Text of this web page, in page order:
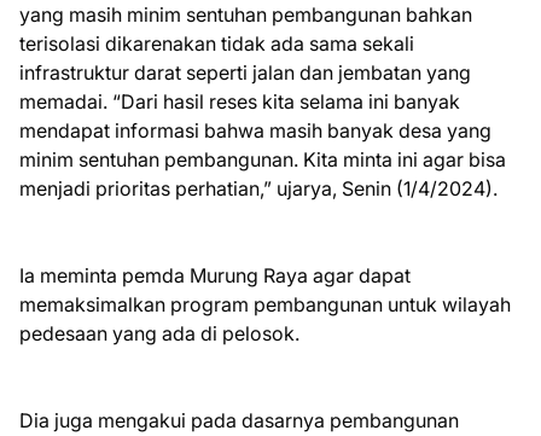
yang masih minim sentuhan pembangunan bahkan
terisolasi dikarenakan tidak ada sama sekali
infrastruktur darat seperti jalan dan jembatan yang
memadai. “Dari hasil reses kita selama ini banyak
mendapat informasi bahwa masih banyak desa yang
minim sentuhan pembangunan. Kita minta ini agar bisa
menjadi prioritas perhatian,” ujarya, Senin (1/4/2024).
Ia meminta pemda Murung Raya agar dapat
memaksimalkan program pembangunan untuk wilayah
pedesaan yang ada di pelosok.
Dia juga mengakui pada dasarnya pembangunan